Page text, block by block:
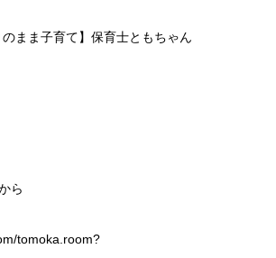
まま子育て】保育士ともちゃん
ら
tomoka.room?